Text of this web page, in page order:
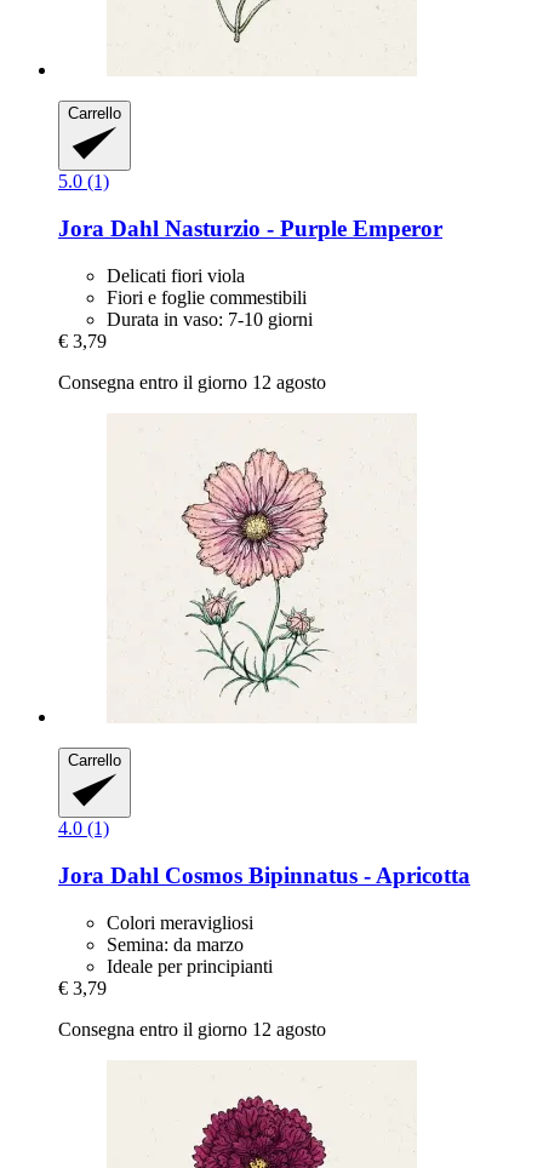
Carrello
5.0 (1)
Jora Dahl Nasturzio -​ Purple Emperor
Delicati fiori viola
Fiori e foglie commestibili
Durata in vaso: 7-10 giorni
€ 3,79
Consegna entro il giorno 12 agosto
Carrello
4.0 (1)
Jora Dahl Cosmos Bipinnatus -​ Apricotta
Colori meravigliosi
Semina: da marzo
Ideale per principianti
€ 3,79
Consegna entro il giorno 12 agosto